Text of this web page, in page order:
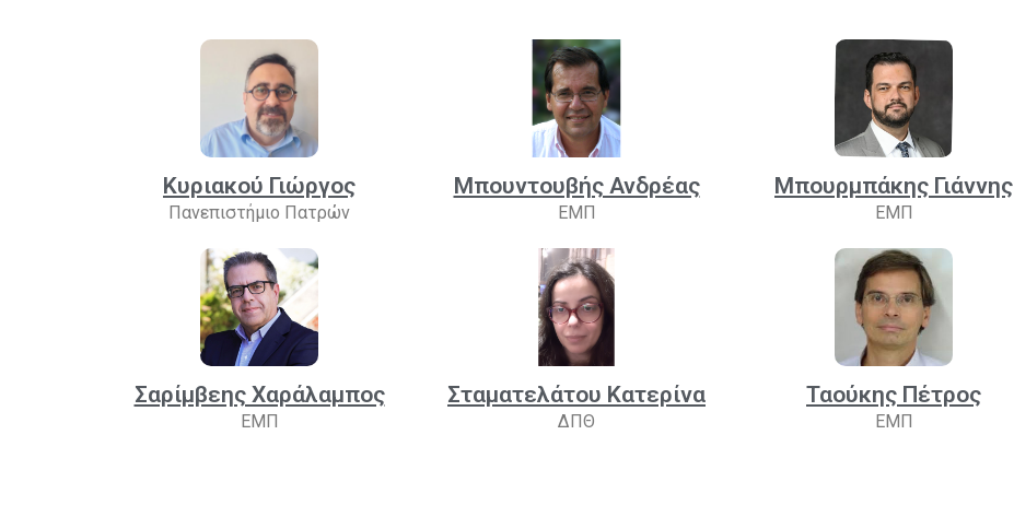
Κυριακού Γιώργος
Πανεπιστήμιο Πατρών
Μπουντουβής Ανδρέας
ΕΜΠ
Μπουρμπάκης Γιάννης
ΕΜΠ
Σαρίμβεης Χαράλαμπος
ΕΜΠ
Σταματελάτου Κατερίνα
ΔΠΘ
Ταούκης Πέτρος
ΕΜΠ